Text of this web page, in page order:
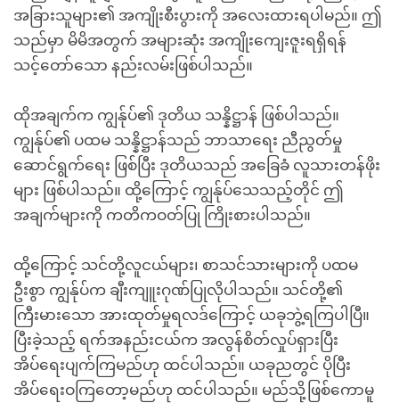
အခြားသူများ၏ အကျိုးစီးပွားကို အလေးထားရပါမည်။ ဤ
သည်မှာ မိမိအတွက် အများဆုံး အကျိုးကျေးဇူးရရှိရန်
သင့်တော်သော နည်းလမ်းဖြစ်ပါသည်။
ထိုအချက်က ကျွန်ုပ်၏ ဒုတိယ သန္နိဋ္ဌာန် ဖြစ်ပါသည်။
ကျွန်ုပ်၏ ပထမ သန္နိဋ္ဌာန်သည် ဘာသာရေး ညီညွတ်မှု
ဆောင်ရွက်ရေး ဖြစ်ပြီး ဒုတိယသည် အခြေခံ လူသားတန်ဖိုး
များ ဖြစ်ပါသည်။ ထို့ကြောင့် ကျွန်ုပ်သေသည့်တိုင် ဤ
အချက်များကို ကတိကဝတ်ပြု ကြိုးစားပါသည်။
ထို့ကြောင့် သင်တို့လူငယ်များ၊ စာသင်သားများကို ပထမ
ဦးစွာ ကျွန်ုပ်က ချီးကျူးဂုဏ်ပြုလိုပါသည်။ သင်တို့၏
ကြီးမားသော အားထုတ်မှုရလဒ်ကြောင့် ယခုဘွဲ့ရကြပါပြီ။
ပြီးခဲ့သည့် ရက်အနည်းငယ်က အလွန်စိတ်လှုပ်ရှားပြီး
အိပ်ရေးပျက်ကြမည်ဟု ထင်ပါသည်။ ယခုညတွင် ပိုပြီး
အိပ်ရေးဝကြတော့မည်ဟု ထင်ပါသည်။ မည်သို့ဖြစ်ကောမူ